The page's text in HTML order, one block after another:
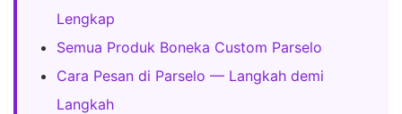
Lengkap
Semua Produk Boneka Custom Parselo
Cara Pesan di Parselo — Langkah demi
Langkah